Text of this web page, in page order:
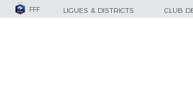
FFF LIGUES & DISTRICTS CLUB